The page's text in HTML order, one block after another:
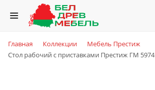
Главная Коллекции
Мебель Престиж
Стол рабочий с приставками Престиж ГМ 5974